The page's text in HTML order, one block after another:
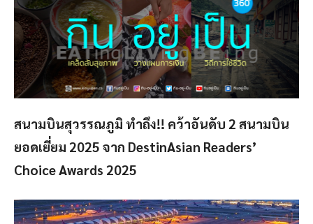
สนามบินสุวรรณภูมิ ทำถึง!! คว้าอันดับ 2 สนามบิน
ยอดเยี่ยม 2025 จาก DestinAsian Readers’
Choice Awards 2025